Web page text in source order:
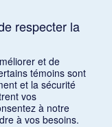
respecter la
et de
témoins sont
et la sécurité
vos
à notre
à vos besoins.